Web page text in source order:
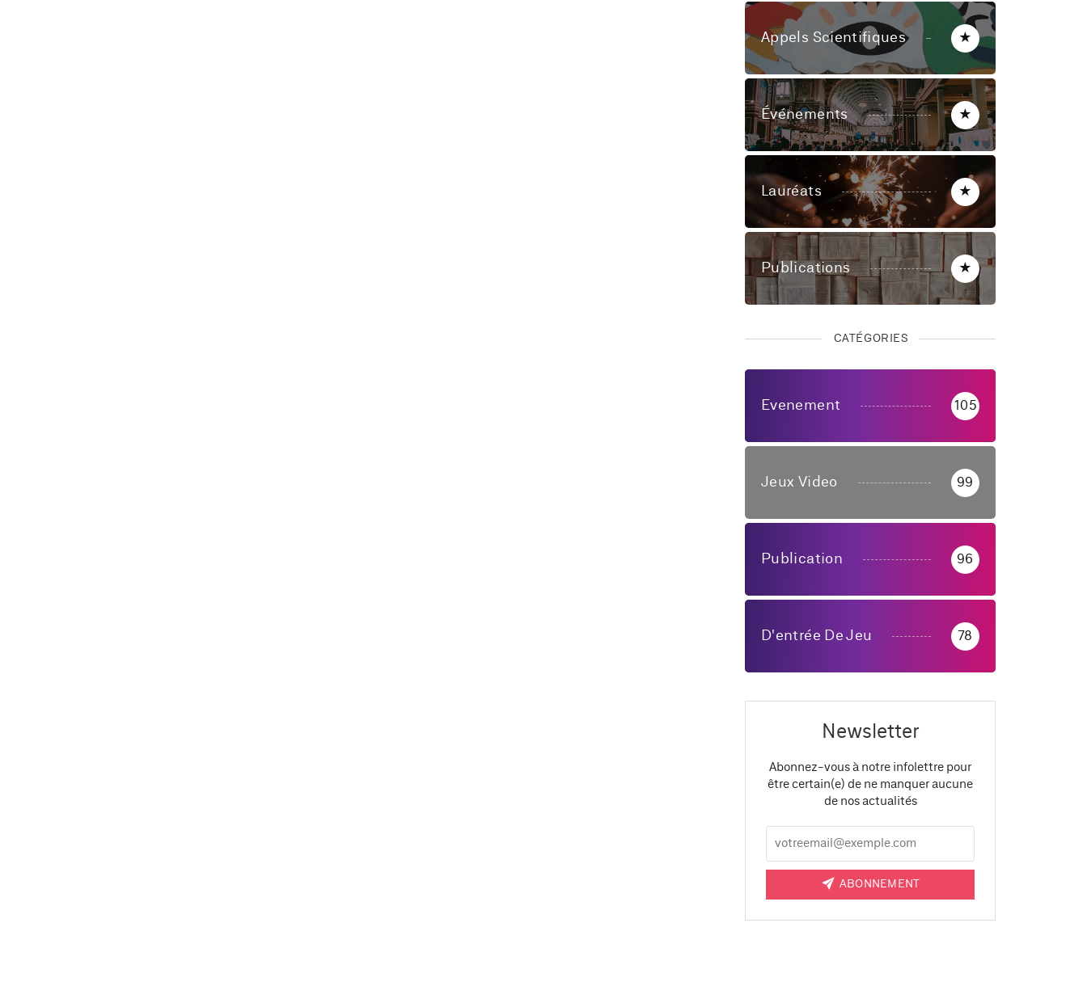
Appels Scientifiques ★
Événements ★
Lauréats ★
Publications ★
CATÉGORIES
Evenement 105
Jeux Video 99
Publication 96
D'entrée De Jeu 78
Newsletter
Abonnez-vous à notre infolettre pour
être certain(e) de ne manquer aucune
de nos actualités
ABONNEMENT